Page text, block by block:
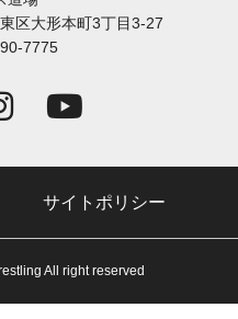
区大形本町3丁目3-27
7775
サイトポリシー
All right reserved